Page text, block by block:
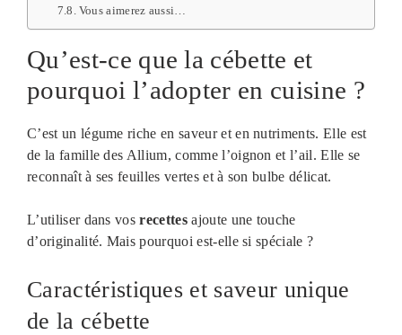
Vous aimerez aussi…
Qu’est-ce que la cébette et
pourquoi l’adopter en cuisine ?
C’est un légume riche en saveur et en nutriments. Elle est
de la famille des Allium, comme l’oignon et l’ail. Elle se
reconnaît à ses feuilles vertes et à son bulbe délicat.
L’utiliser dans vosrecettesajoute une touche
d’originalité. Mais pourquoi est-elle si spéciale ?
Caractéristiques et saveur unique
de la cébette